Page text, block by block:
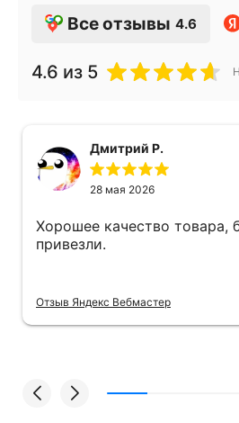
Все отзывы 4.6
4.6 из 5
Дмитрий Р.
28 мая 2026
Хорошее качество товара,
привезли.
Отзыв Яндекс Вебмастер